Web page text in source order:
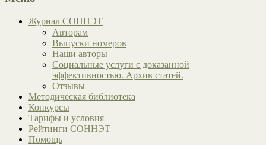
Журнал СОННЭТ
Авторам
Выпуски номеров
Наши авторы
Социальные услуги с доказанной
эффективностью. Архив статей.
Отзывы
Методическая библиотека
Конкурсы
Тарифы и условия
Рейтинги СОННЭТ
Помощь